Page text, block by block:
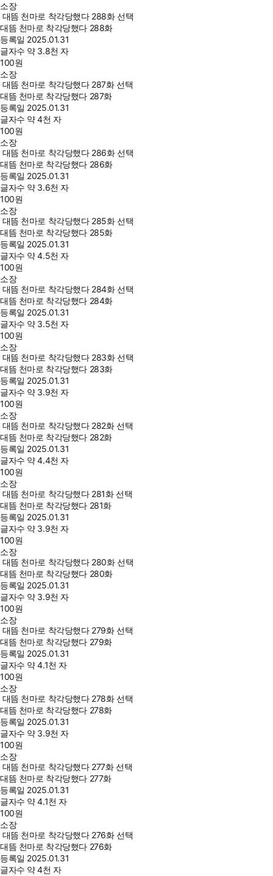
소장
대뜸 천마로 착각당했다 288화 선택
대뜸 천마로 착각당했다 288화
등록일 2025.01.31
글자수 약 3.8천 자
100원
소장
대뜸 천마로 착각당했다 287화 선택
대뜸 천마로 착각당했다 287화
등록일 2025.01.31
글자수 약 4천 자
100원
소장
대뜸 천마로 착각당했다 286화 선택
대뜸 천마로 착각당했다 286화
등록일 2025.01.31
글자수 약 3.6천 자
100원
소장
대뜸 천마로 착각당했다 285화 선택
대뜸 천마로 착각당했다 285화
등록일 2025.01.31
글자수 약 4.5천 자
100원
소장
대뜸 천마로 착각당했다 284화 선택
대뜸 천마로 착각당했다 284화
등록일 2025.01.31
글자수 약 3.5천 자
100원
소장
대뜸 천마로 착각당했다 283화 선택
대뜸 천마로 착각당했다 283화
등록일 2025.01.31
글자수 약 3.9천 자
100원
소장
대뜸 천마로 착각당했다 282화 선택
대뜸 천마로 착각당했다 282화
등록일 2025.01.31
글자수 약 4.4천 자
100원
소장
대뜸 천마로 착각당했다 281화 선택
대뜸 천마로 착각당했다 281화
등록일 2025.01.31
글자수 약 3.9천 자
100원
소장
대뜸 천마로 착각당했다 280화 선택
대뜸 천마로 착각당했다 280화
등록일 2025.01.31
글자수 약 3.9천 자
100원
소장
대뜸 천마로 착각당했다 279화 선택
대뜸 천마로 착각당했다 279화
등록일 2025.01.31
글자수 약 4.1천 자
100원
소장
대뜸 천마로 착각당했다 278화 선택
대뜸 천마로 착각당했다 278화
등록일 2025.01.31
글자수 약 3.9천 자
100원
소장
대뜸 천마로 착각당했다 277화 선택
대뜸 천마로 착각당했다 277화
등록일 2025.01.31
글자수 약 4.1천 자
100원
소장
대뜸 천마로 착각당했다 276화 선택
대뜸 천마로 착각당했다 276화
등록일 2025.01.31
글자수 약 4천 자